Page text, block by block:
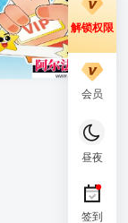
解锁权限
会员
昼夜
签到